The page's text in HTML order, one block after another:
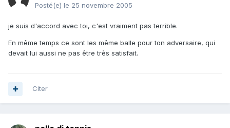
Posté(e) le 25 novembre 2005
je suis d'accord avec toi, c'est vraiment pas terrible.
En même temps ce sont les même balle pour ton adversaire, qui
devait lui aussi ne pas être très satisfait.
Citer